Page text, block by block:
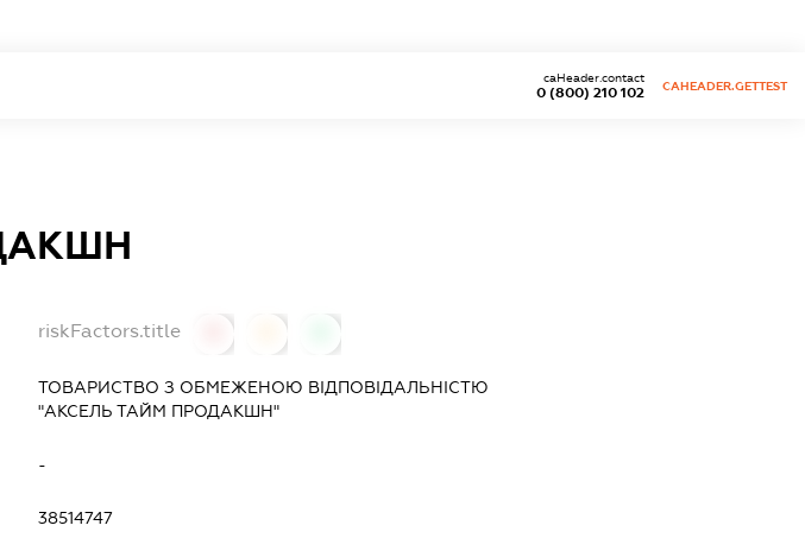
0 (800) 210 102
caHeader.contact
CAHEADER.GETTEST
riskFactors.title
ТОВАРИСТВО З ОБМЕЖЕНОЮ ВІДПОВІДАЛЬНІСТЮ
"АКСЕЛЬ ТАЙМ ПРОДАКШН"
-
38514747